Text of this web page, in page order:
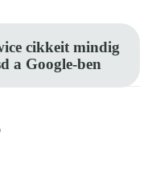
cikkeit mindig
a Google-ben